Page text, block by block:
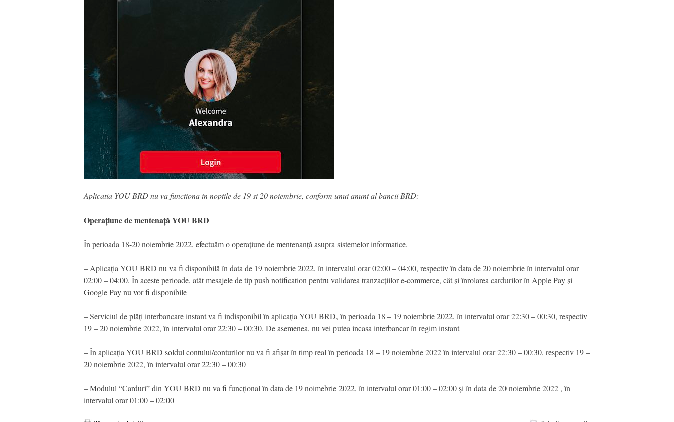
Aplicatia YOU BRD nu va functiona in noptile de 19 si 20 noiembrie, conform unui anunt al bancii BRD:
Operațiune de mentenață YOU BRD
În perioada 18-20 noiembrie 2022, efectuăm o operațiune de mentenanță asupra sistemelor informatice.
– Aplicația YOU BRD nu va fi disponibilă în data de 19 noiembrie 2022, în intervalul orar 02:00 – 04:00, respectiv în data de 20 noiembrie în intervalul orar
02:00 – 04:00. În aceste perioade, atât mesajele de tip push notification pentru validarea tranzacțiilor e-commerce, cât și înrolarea cardurilor în Apple Pay și
Google Pay nu vor fi disponibile
– Serviciul de plăți interbancare instant va fi indisponibil în aplicația YOU BRD, în perioada 18 – 19 noiembrie 2022, în intervalul orar 22:30 – 00:30, respectiv
19 – 20 noiembrie 2022, în intervalul orar 22:30 – 00:30. De asemenea, nu vei putea incasa interbancar în regim instant
– În aplicația YOU BRD soldul contului/conturilor nu va fi afișat în timp real în perioada 18 – 19 noiembrie 2022 în intervalul orar 22:30 – 00:30, respectiv 19 –
20 noiembrie 2022, în intervalul orar 22:30 – 00:30
– Modulul “Carduri” din YOU BRD nu va fi funcțional în data de 19 noimebrie 2022, în intervalul orar 01:00 – 02:00 și în data de 20 noiembrie 2022 , în
intervalul orar 01:00 – 02:00